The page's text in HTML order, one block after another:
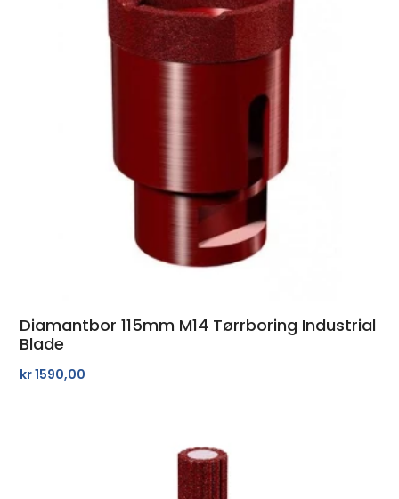
Diamantbor 115mm M14 Tørrboring Industrial
Blade
kr1590,00